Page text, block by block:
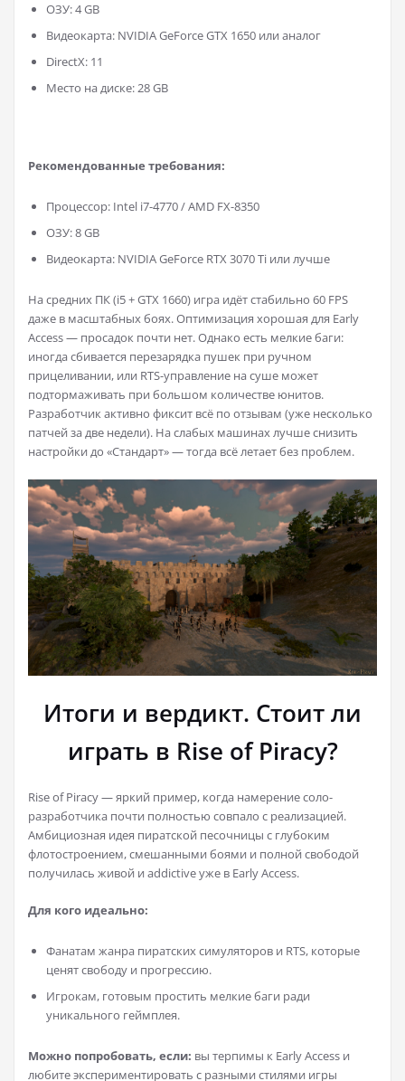
ОЗУ: 4 GB
Видеокарта: NVIDIA GeForce GTX 1650 или аналог
DirectX: 11
Место на диске: 28 GB
Рекомендованные требования:
Процессор: Intel i7-4770 / AMD FX-8350
ОЗУ: 8 GB
Видеокарта: NVIDIA GeForce RTX 3070 Ti или лучше
На средних ПК (i5 + GTX 1660) игра идёт стабильно 60 FPS
даже в масштабных боях. Оптимизация хорошая для Early
Access — просадок почти нет. Однако есть мелкие баги:
иногда сбивается перезарядка пушек при ручном
прицеливании, или RTS-управление на суше может
подтормаживать при большом количестве юнитов.
Разработчик активно фиксит всё по отзывам (уже несколько
патчей за две недели). На слабых машинах лучше снизить
настройки до «Стандарт» — тогда всё летает без проблем.
Итоги и вердикт. Стоит ли
играть в Rise of Piracy?
Rise of Piracy — яркий пример, когда намерение соло-
разработчика почти полностью совпало с реализацией.
Амбициозная идея пиратской песочницы с глубоким
флотостроением, смешанными боями и полной свободой
получилась живой и addictive уже в Early Access.
Для кого идеально:
Фанатам жанра пиратских симуляторов и RTS, которые
ценят свободу и прогрессию.
Игрокам, готовым простить мелкие баги ради
уникального геймплея.
Можно попробовать, если: вы терпимы к Early Access и
любите экспериментировать с разными стилями игры